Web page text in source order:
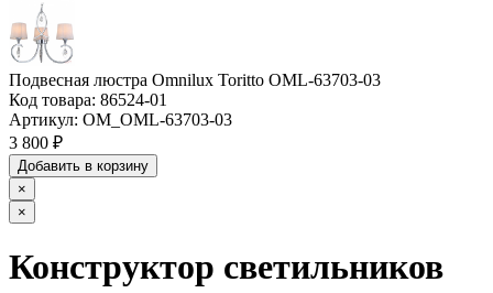
Подвесная люстра Omnilux Toritto OML-63703-03
Код товара: 86524-01
Артикул: OM_OML-63703-03
3 800 ₽
Добавить в корзину
×
×
Конструктор светильников